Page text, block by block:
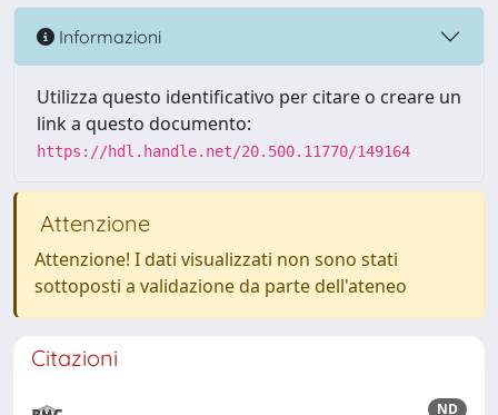
Informazioni
Utilizza questo identificativo per citare o creare un
link a questo documento:
https://hdl.handle.net/20.500.11770/149164
Attenzione
Attenzione! I dati visualizzati non sono stati
sottoposti a validazione da parte dell'ateneo
Citazioni
ND